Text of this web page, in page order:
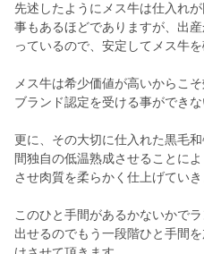
先述したようにメス牛は仕入れ
事もあるほどでありますが、出
っているので、安定してメス牛
メス牛は希少価値が高いからこ
ブランド認定を受ける事ができな
更に、その大切に仕入れた黒毛
間独自の低温熟成させることに
させ肉質を柔らかく仕上げていき
このひと手間があるかないかで
出せるのでもう一段階ひと手間